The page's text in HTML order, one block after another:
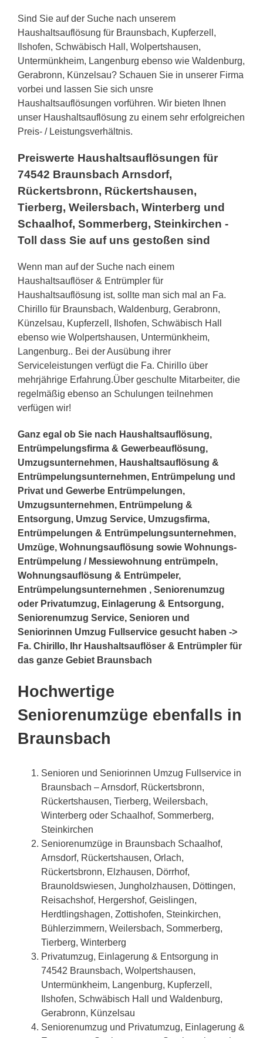
Sind Sie auf der Suche nach unserem
Haushaltsauflösung für Braunsbach, Kupferzell,
Ilshofen, Schwäbisch Hall, Wolpertshausen,
Untermünkheim, Langenburg ebenso wie Waldenburg,
Gerabronn, Künzelsau? Schauen Sie in unserer Firma
vorbei und lassen Sie sich unsre
Haushaltsauflösungen vorführen. Wir bieten Ihnen
unser Haushaltsauflösung zu einem sehr erfolgreichen
Preis- / Leistungsverhältnis.
Preiswerte Haushaltsauflösungen für
74542 Braunsbach Arnsdorf,
Rückertsbronn, Rückertshausen,
Tierberg, Weilersbach, Winterberg und
Schaalhof, Sommerberg, Steinkirchen -
Toll dass Sie auf uns gestoßen sind
Wenn man auf der Suche nach einem
Haushaltsauflöser & Entrümpler für
Haushaltsauflösung ist, sollte man sich mal an Fa.
Chirillo für Braunsbach, Waldenburg, Gerabronn,
Künzelsau, Kupferzell, Ilshofen, Schwäbisch Hall
ebenso wie Wolpertshausen, Untermünkheim,
Langenburg.. Bei der Ausübung ihrer
Serviceleistungen verfügt die Fa. Chirillo über
mehrjährige Erfahrung.Über geschulte Mitarbeiter, die
regelmäßig ebenso an Schulungen teilnehmen
verfügen wir!
Ganz egal ob Sie nach Haushaltsauflösung,
Entrümpelungsfirma & Gewerbeauflösung,
Umzugsunternehmen, Haushaltsauflösung &
Entrümpelungsunternehmen, Entrümpelung und
Privat und Gewerbe Entrümpelungen,
Umzugsunternehmen, Entrümpelung &
Entsorgung, Umzug Service, Umzugsfirma,
Entrümpelungen & Entrümpelungsunternehmen,
Umzüge, Wohnungsauflösung sowie Wohnungs-
Entrümpelung / Messiewohnung entrümpeln,
Wohnungsauflösung & Entrümpeler,
Entrümpelungsunternehmen , Seniorenumzug
oder Privatumzug, Einlagerung & Entsorgung,
Seniorenumzug Service, Senioren und
Seniorinnen Umzug Fullservice gesucht haben ->
Fa. Chirillo, Ihr Haushaltsauflöser & Entrümpler für
das ganze Gebiet Braunsbach
Hochwertige
Seniorenumzüge ebenfalls in
Braunsbach
Senioren und Seniorinnen Umzug Fullservice in
Braunsbach – Arnsdorf, Rückertsbronn,
Rückertshausen, Tierberg, Weilersbach,
Winterberg oder Schaalhof, Sommerberg,
Steinkirchen
Seniorenumzüge in Braunsbach Schaalhof,
Arnsdorf, Rückertshausen, Orlach,
Rückertsbronn, Elzhausen, Dörrhof,
Braunoldswiesen, Jungholzhausen, Döttingen,
Reisachshof, Hergershof, Geislingen,
Herdtlingshagen, Zottishofen, Steinkirchen,
Bühlerzimmern, Weilersbach, Sommerberg,
Tierberg, Winterberg
Privatumzug, Einlagerung & Entsorgung in
74542 Braunsbach, Wolpertshausen,
Untermünkheim, Langenburg, Kupferzell,
Ilshofen, Schwäbisch Hall und Waldenburg,
Gerabronn, Künzelsau
Seniorenumzug und Privatumzug, Einlagerung &